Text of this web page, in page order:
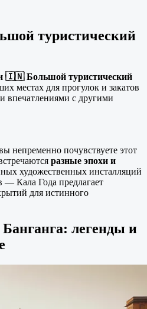
туристический
🇮🇳 Большой туристический
местах для прогулок и закатов
впечатлениями с другими
непременно почувствуете этот
разные эпохи и
художественных инсталляций
— Кала Года предлагает
для истинного
легенды и